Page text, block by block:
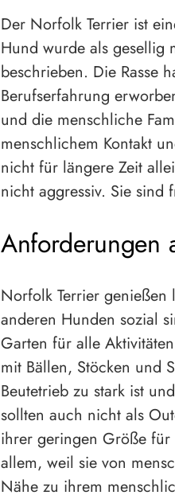
Der Norfolk Terrier ist
Hund wurde als gesellig
beschrieben. Die Rasse
Berufserfahrung
und die menschliche
menschlichem Kontakt
nicht für längere Zeit
nicht aggressiv. Sie sind
Anforderungen
Norfolk Terrier genießen
anderen Hunden sozial
Garten für alle
mit Bällen, Stöcken und
Beutetrieb zu stark ist
sollten auch nicht als
ihrer geringen Größe
allem, weil sie von
Nähe zu ihrem